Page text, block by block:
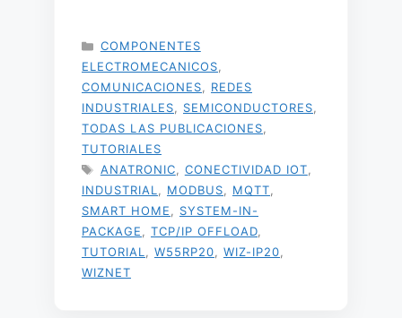
CATEGORÍAS
COMPONENTES
ELECTROMECANICOS
COMUNICACIONES
REDES
INDUSTRIALES
SEMICONDUCTORES
TODAS LAS PUBLICACIONES
TUTORIALES
ETIQUETAS
ANATRONIC CONECTIVIDAD IOT
INDUSTRIAL
MODBUS MQTT
SMART HOME
SYSTEM-IN-
PACKAGE
TCP/IP OFFLOAD
TUTORIAL
W55RP20 WIZ-IP20
WIZNET